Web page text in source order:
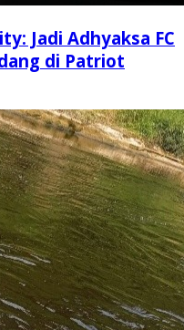
Jadi Adhyaksa FC
di Patriot